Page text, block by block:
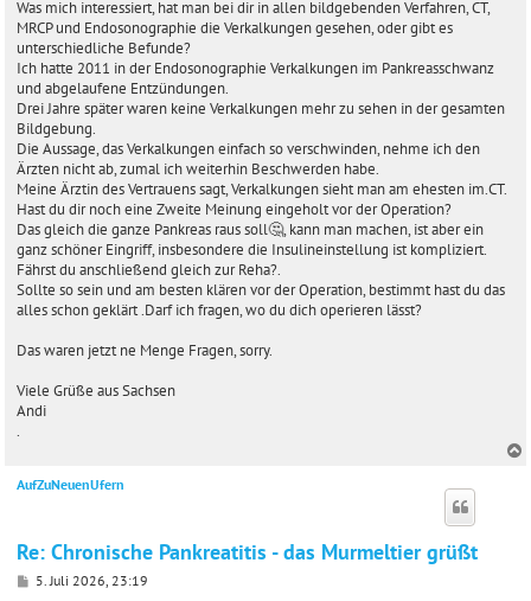
Was mich interessiert, hat man bei dir in allen bildgebenden Verfahren, CT,
MRCP und Endosonographie die Verkalkungen gesehen, oder gibt es
unterschiedliche Befunde?
Ich hatte 2011 in der Endosonographie Verkalkungen im Pankreasschwanz
und abgelaufene Entzündungen.
Drei Jahre später waren keine Verkalkungen mehr zu sehen in der gesamten
Bildgebung.
Die Aussage, das Verkalkungen einfach so verschwinden, nehme ich den
Ärzten nicht ab, zumal ich weiterhin Beschwerden habe.
Meine Ärztin des Vertrauens sagt, Verkalkungen sieht man am ehesten im.CT.
Hast du dir noch eine Zweite Meinung eingeholt vor der Operation?
Das gleich die ganze Pankreas raus soll🤔, kann man machen, ist aber ein
ganz schöner Eingriff, insbesondere die Insulineinstellung ist kompliziert.
Fährst du anschließend gleich zur Reha?.
Sollte so sein und am besten klären vor der Operation, bestimmt hast du das
alles schon geklärt .Darf ich fragen, wo du dich operieren lässt?
Das waren jetzt ne Menge Fragen, sorry.
Viele Grüße aus Sachsen
Andi
.
AufZuNeuenUfern
Re: Chronische Pankreatitis - das Murmeltier grüßt
B5. Juli 2026, 23:19